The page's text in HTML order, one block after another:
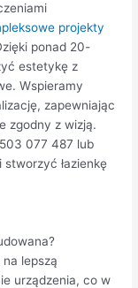
projekty
ponad 20-
estetykę z
Wspieramy
zapewniając
zgodny z wizją.
077 487 lub
stworzyć łazienkę
lepszą
urządzenia, co w